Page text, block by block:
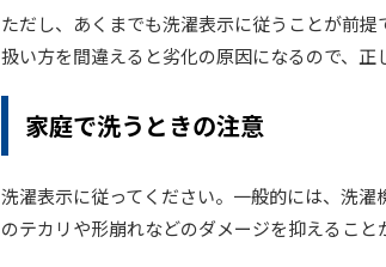
ただし、あくまでも洗濯表示に従うことが前提
扱い方を間違えると劣化の原因になるので、正
家庭で洗うときの注意
洗濯表示に従ってください。一般的には、洗
のテカリや形崩れなどのダメージを抑えること